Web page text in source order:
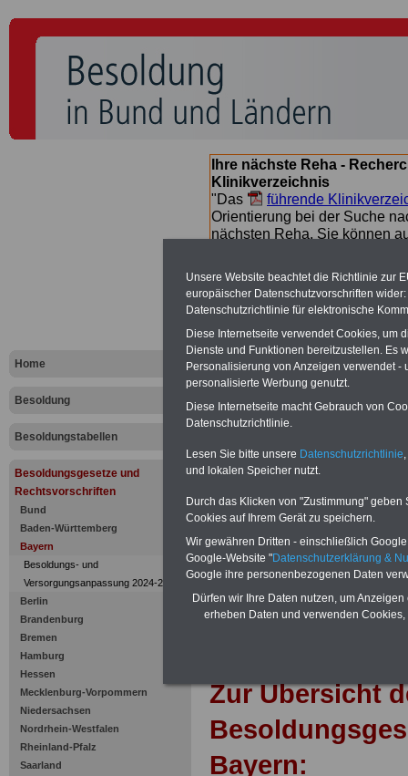
Home
Besoldung
Besoldungstabellen
Besoldungsgesetze und
Rechtsvorschriften
Bund
Baden-Württemberg
Bayern
Besoldungs- und
Versorgungsanpassung 2024-2025
Berlin
Brandenburg
Bremen
Hamburg
Hessen
Mecklenburg-Vorpommern
Niedersachsen
Nordrhein-Westfalen
Rheinland-Pfalz
Saarland
Ihre nächste Reha -
Klinikverzeichnis
"Das
führende
Orientierung bei der Suche
nächsten Reha. Sie können
Landes
Vergütung
Zur Übersicht
Bayern:
Unsere Website beachtet die Richtlinie zur
europäischer Datenschutzvorschriften
Datenschutzrichtlinie für elektronische
Diese Internetseite verwendet Cookies, um
Dienste und Funktionen bereitzustellen. Es
Personalisierung von Anzeigen verwendet
personalisierte Werbung genutzt.
Diese Internetseite macht Gebrauch von
Datenschutzrichtlinie.
Lesen Sie bitte unsere Datenschutzrichtlinie
und lokalen Speicher nutzt.
Durch das Klicken von "Zustimmung"
Cookies auf Ihrem Gerät zu speichern.
Wir gewähren Dritten - einschließlich
Google-Website "Datenschutzerklärung &
Google ihre personenbezogenen Daten
Dürfen wir Ihre Daten nutzen, um
erheben Daten und verwenden